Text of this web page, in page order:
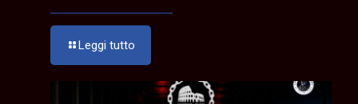
Leggi tutto